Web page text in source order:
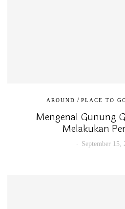
AROUND / PLACE TO
Mengenal Gunung
Melakukan
September 15,